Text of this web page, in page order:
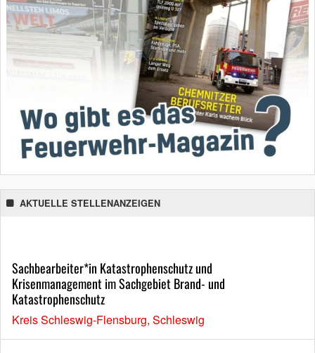
AKTUELLE STELLENANZEIGEN
Sachbearbeiter*in Katastrophenschutz und
Krisenmanagement im Sachgebiet Brand- und
Katastrophenschutz
Kreis Schleswig-Flensburg, Schleswig